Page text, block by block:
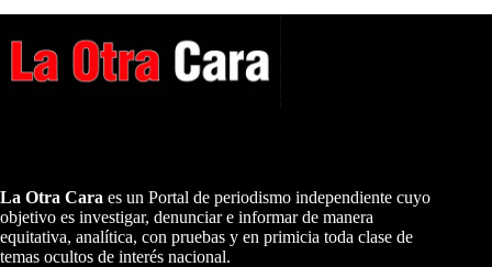
La Otra Cara es un Portal de periodismo independiente cuyo
objetivo es investigar, denunciar e informar de manera
equitativa, analítica, con pruebas y en primicia toda clase de
temas ocultos de interés nacional.